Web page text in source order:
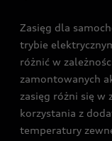
Zasięg dla
trybie
różnić w
zamontowanych
zasięg różni się w
korzystania z
temperatury